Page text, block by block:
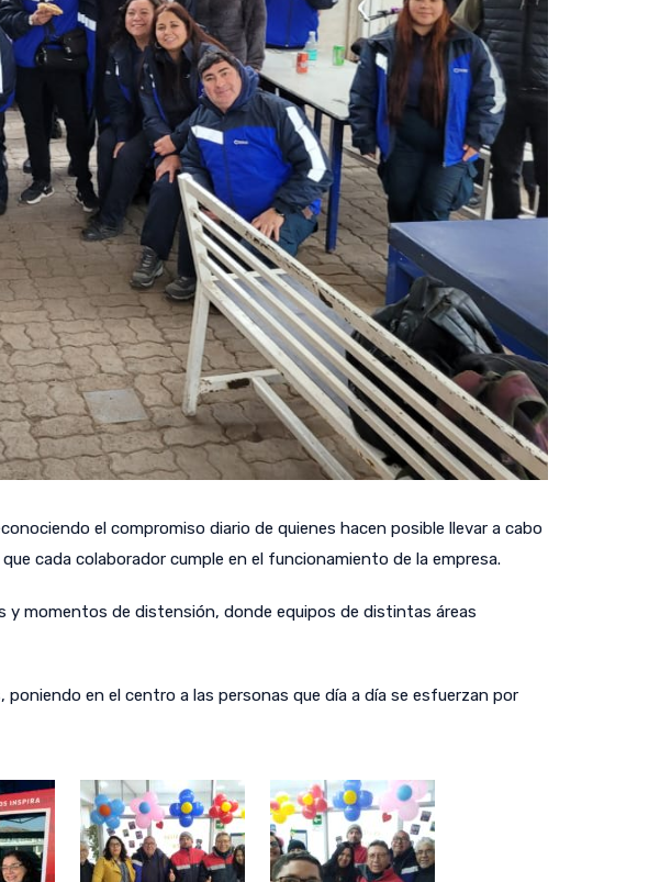
el compromiso diario de quienes hacen posible llevar a cabo
cada colaborador cumple en el funcionamiento de la empresa.
y momentos de distensión, donde equipos de distintas áreas
en el centro a las personas que día a día se esfuerzan por